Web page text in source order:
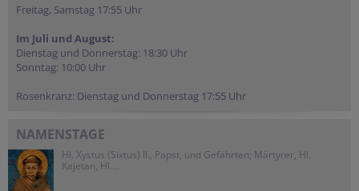
Freitag, Samstag 17:55 Uhr
Im Juli und August:
Dienstag und Donnerstag: 18:30 Uhr
Sonntag: 10:00 Uhr
Rosenkranz: Dienstag und Donnerstag 17:55 Uhr
NAMENSTAGE
Hl. Xystus (Sixtus) II., Papst, und Gefährten; Märtyrer, Hl.
Kajetan, Hl....